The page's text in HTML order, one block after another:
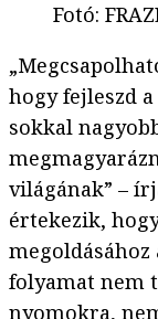
Fotó:
hogy fejleszd
sokkal
világának” –
értekezik,
megoldásához
folyamat nem
nyomokra,